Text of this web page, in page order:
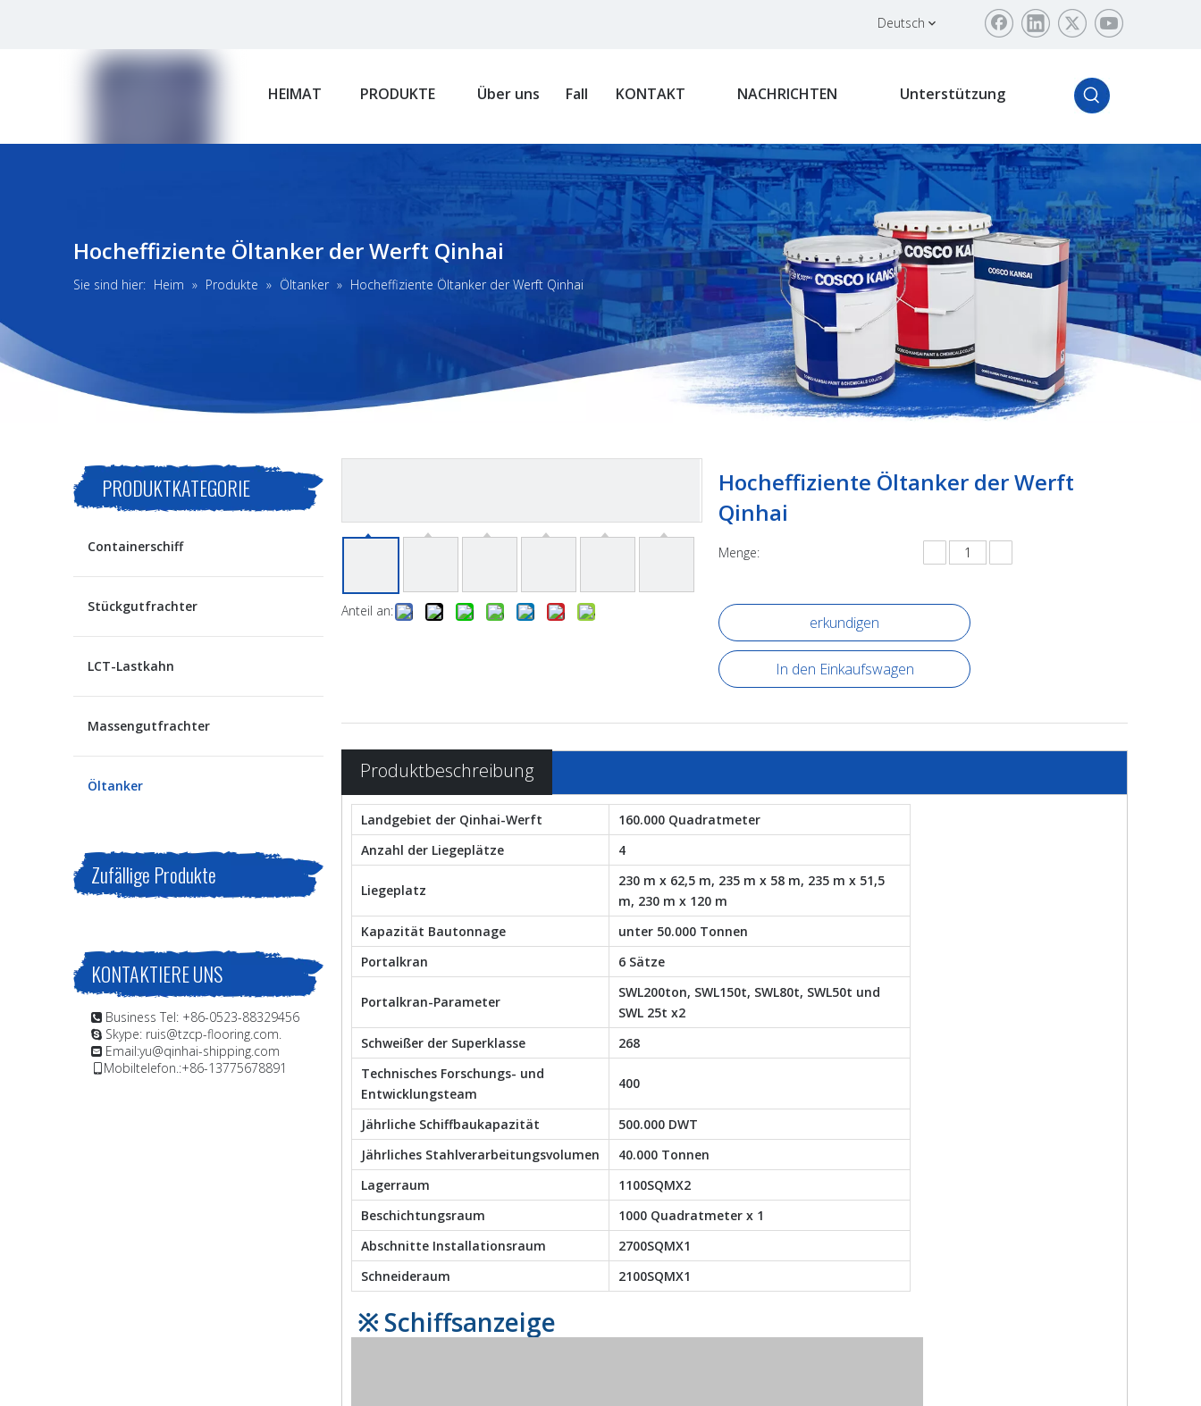
Deutsch
HEIMAT PRODUKTE Über uns Fall KONTAKT NACHRICHTEN Unterstützung
Hocheffiziente Öltanker der Werft Qinhai
Sie sind hier: Heim » Produkte » Öltanker » Hocheffiziente Öltanker der Werft Qinhai
PRODUKTKATEGORIE
Containerschiff
Stückgutfrachter
LCT-Lastkahn
Massengutfrachter
Öltanker
Zufällige Produkte
KONTAKTIERE UNS
 Business Tel: +86-0523-88329456
 Skype: ruis@tzcp-flooring.com.
 Email:yu@qinhai-shipping.com
Mobiltelefon.:+86-13775678891
Anteil an:
Hocheffiziente Öltanker der Werft
Qinhai
Menge:
erkundigen
In den Einkaufswagen
Produktbeschreibung
Landgebiet der Qinhai-Werft
160.000 Quadratmeter
Anzahl der Liegeplätze
4
Liegeplatz
230 m x 62,5 m, 235 m x 58 m, 235 m x 51,5
m, 230 m x 120 m
Kapazität Bautonnage
unter 50.000 Tonnen
Portalkran
6 Sätze
Portalkran-Parameter
SWL200ton, SWL150t, SWL80t, SWL50t und
SWL 25t x2
Schweißer der Superklasse
268
Technisches Forschungs- und
Entwicklungsteam
400
Jährliche Schiffbaukapazität
500.000 DWT
Jährliches Stahlverarbeitungsvolumen
40.000 Tonnen
Lagerraum
1100SQMX2
Beschichtungsraum
1000 Quadratmeter x 1
Abschnitte Installationsraum
2700SQMX1
Schneideraum
2100SQMX1
※ Schiffsanzeige